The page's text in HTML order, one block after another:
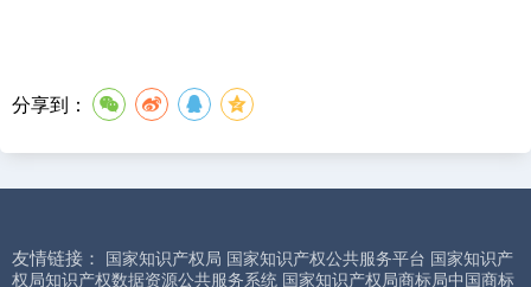
分享到：
友情链接： 国家知识产权局 国家知识产权公共服务平台 国家知识产
权局知识产权数据资源公共服务系统 国家知识产权局商标局中国商标